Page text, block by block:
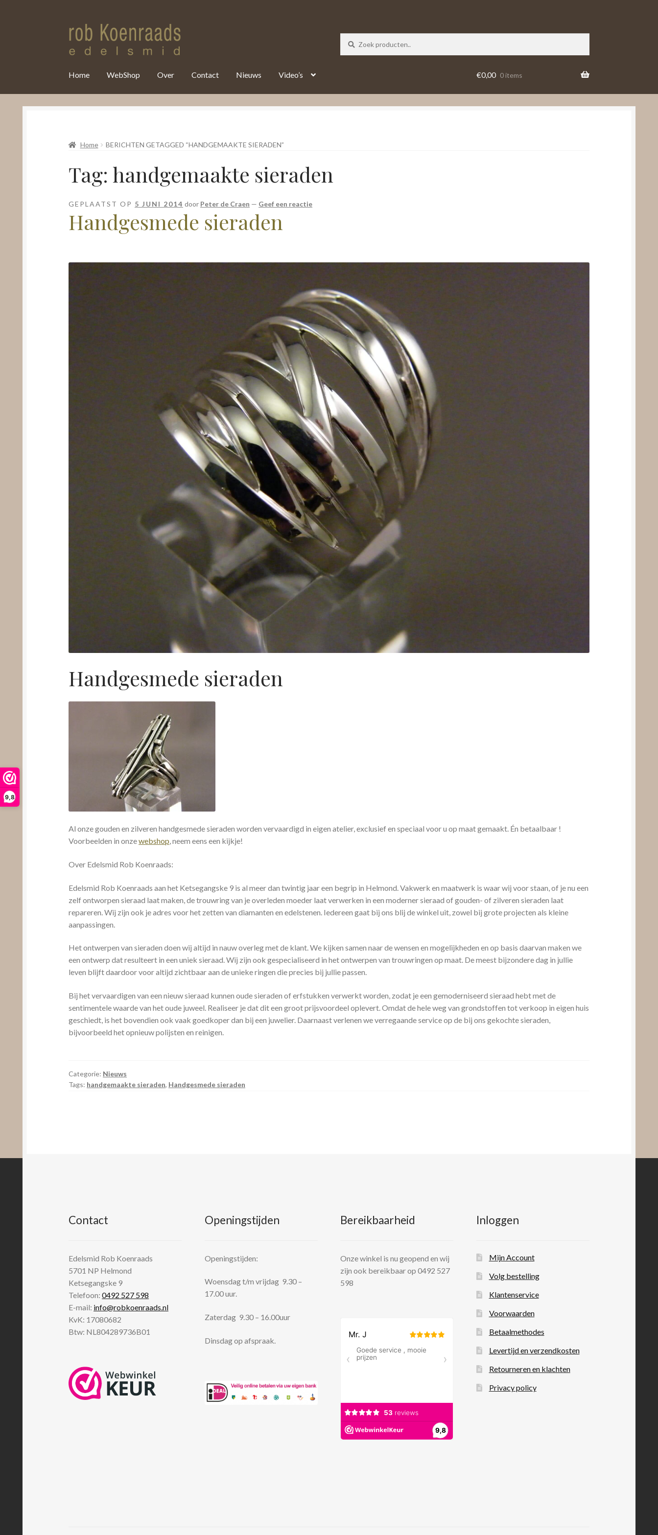
9,8
Home WebShop Over Contact Nieuws Video’s €0,00 0 items
Home BERICHTEN GETAGGED “HANDGEMAAKTE SIERADEN”
Tag:handgemaakte sieraden
GEPLAATST OP 5 JUNI 2014 door Peter de Craen — Geef een reactie
Handgesmede sieraden
Handgesmede sieraden
Al onze gouden en zilveren handgesmede sieraden worden vervaardigd in eigen atelier, exclusief en speciaal voor u op maat gemaakt. Én betaalbaar !
Voorbeelden in onzewebshop, neem eens een kijkje!
Over Edelsmid Rob Koenraads:
Edelsmid Rob Koenraads aan het Ketsegangske 9 is al meer dan twintig jaar een begrip in Helmond. Vakwerk en maatwerk is waar wij voor staan, of je nu een
zelf ontworpen sieraad laat maken, de trouwring van je overleden moeder laat verwerken in een moderner sieraad of gouden- of zilveren sieraden laat
repareren. Wij zijn ook je adres voor het zetten van diamanten en edelstenen. Iedereen gaat bij ons blij de winkel uit, zowel bij grote projecten als kleine
aanpassingen.
Het ontwerpen van sieraden doen wij altijd in nauw overleg met de klant. We kijken samen naar de wensen en mogelijkheden en op basis daarvan maken we
een ontwerp dat resulteert in een uniek sieraad. Wij zijn ook gespecialiseerd in het ontwerpen van trouwringen op maat. De meest bijzondere dag in jullie
leven blijft daardoor voor altijd zichtbaar aan de unieke ringen die precies bij jullie passen.
Bij het vervaardigen van een nieuw sieraad kunnen oude sieraden of erfstukken verwerkt worden, zodat je een gemoderniseerd sieraad hebt met de
sentimentele waarde van het oude juweel. Realiseer je dat dit een groot prijsvoordeel oplevert. Omdat de hele weg van grondstoffen tot verkoop in eigen huis
geschiedt, is het bovendien ook vaak goedkoper dan bij een juwelier. Daarnaast verlenen we verregaande service op de bij ons gekochte sieraden,
bijvoorbeeld het opnieuw polijsten en reinigen.
Categorie: Nieuws
Tags: handgemaakte sieraden, Handgesmede sieraden
Contact
Edelsmid Rob Koenraads
5701 NP Helmond
Ketsegangske 9
Telefoon:0492 527 598
E-mail: info@robkoenraads.nl
KvK: 17080682
Btw: NL804289736B01
Openingstijden
Openingstijden:
Woensdag t/m vrijdag 9.30 –
17.00 uur.
Zaterdag 9.30 – 16.00uur
Dinsdag op afspraak.
Bereikbaarheid
Onze winkel is nu geopend en wij
zijn ook bereikbaar op 0492 527
598
Inloggen
Mijn Account
Volg bestelling
Klantenservice
Voorwaarden
Betaalmethodes
Levertijd en verzendkosten
Retourneren en klachten
Privacy policy